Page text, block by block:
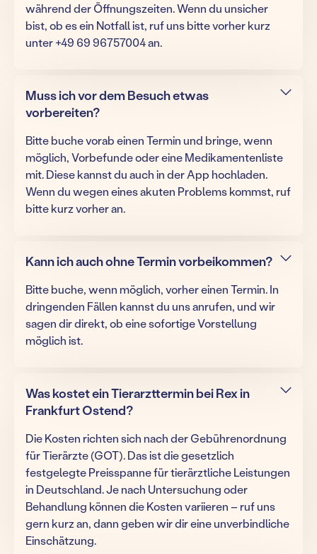
während der Öffnungszeiten. Wenn du unsicher
bist, ob es ein Notfall ist, ruf uns bitte vorher kurz
unter +49 69 96757004 an.
Muss ich vor dem Besuch etwas
vorbereiten?
Bitte buche vorab einen Termin und bringe, wenn
möglich, Vorbefunde oder eine Medikamentenliste
mit. Diese kannst du auch in der App hochladen.
Wenn du wegen eines akuten Problems kommst, ruf
bitte kurz vorher an.
Kann ich auch ohne Termin vorbeikommen?
Bitte buche, wenn möglich, vorher einen Termin. In
dringenden Fällen kannst du uns anrufen, und wir
sagen dir direkt, ob eine sofortige Vorstellung
möglich ist.
Was kostet ein Tierarzttermin bei Rex in
Frankfurt Ostend?
Die Kosten richten sich nach der Gebührenordnung
für Tierärzte (GOT). Das ist die gesetzlich
festgelegte Preisspanne für tierärztliche Leistungen
in Deutschland. Je nach Untersuchung oder
Behandlung können die Kosten variieren – ruf uns
gern kurz an, dann geben wir dir eine unverbindliche
Einschätzung.